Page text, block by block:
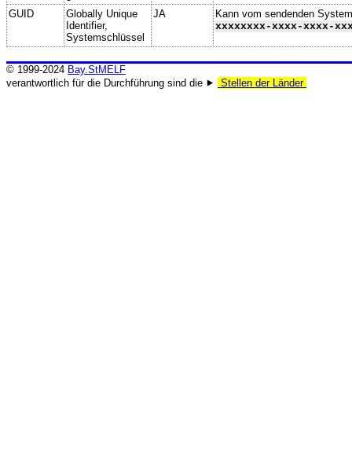
GUID
Globally Unique
Identifier,
Systemschlüssel
JA
Kann vom sendenden
xxxxxxxx-xxxx-xxxx-
© 1999-2024 Bay.StMELF
verantwortlich für die Durchführung sind die ⯈
Stellen der Länder